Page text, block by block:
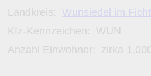
Landkreis: Wunsiedel im
Kfz-Kennzeichen: WUN
Anzahl Einwohner: zirka